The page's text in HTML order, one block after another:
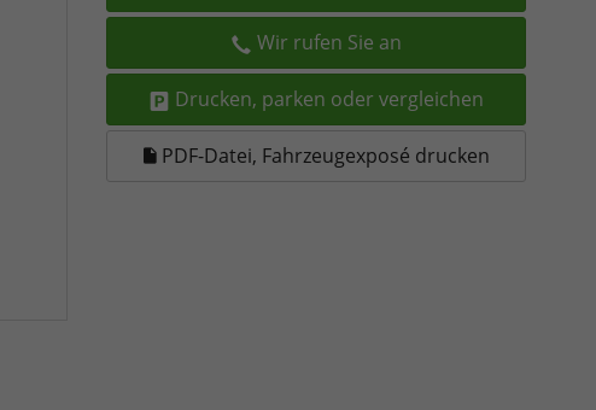
Wir rufen Sie an
Drucken, parken oder vergleichen
PDF-Datei, Fahrzeugexposé drucken